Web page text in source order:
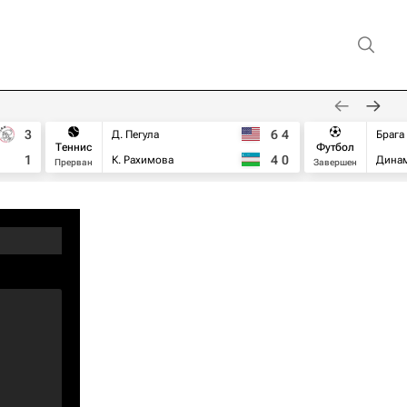
3
1
Теннис
Прерван
Д. Пегула
К. Рахимова
6 4
4 0
Футбол
Завершен
Брага